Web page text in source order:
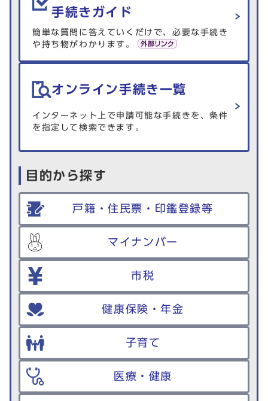
手続きガイド
簡単な質問に答えていくだけで、必要な手続き
や持ち物がわかります。
オンライン手続き一覧
インターネット上で申請可能な手続きを、条件
を指定して検索できます。
目的から探す
戸籍・住民票・印鑑登録等
マイナンバー
市税
健康保険・年金
子育て
医療・健康